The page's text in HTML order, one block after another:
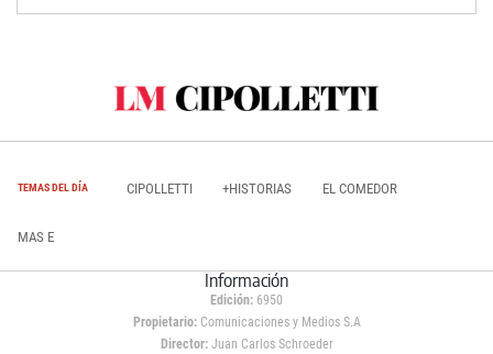
TEMAS DEL DÍA CIPOLLETTI +HISTORIAS EL COMEDOR
MAS E
Información
Edición: 6950
Propietario:Comunicaciones y Medios S.A
Director: Juan Carlos Schroeder